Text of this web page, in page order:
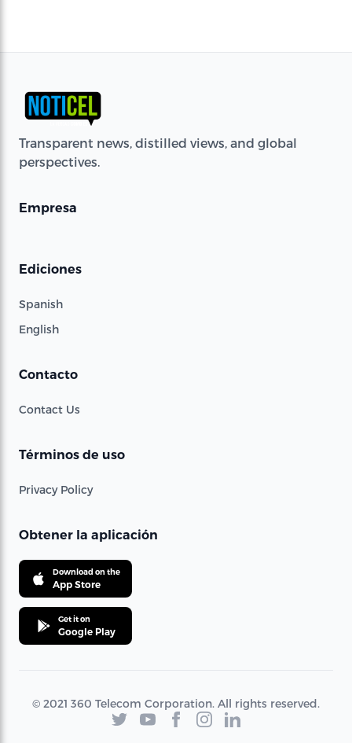
Transparent news, distilled views, and global
perspectives.
Empresa
Ediciones
Spanish
English
Contacto
Contact Us
Términos de uso
Privacy Policy
Obtener la aplicación
Download on the
App Store
Get it on
Google Play
© 2021 360 Telecom Corporation. All rights reserved.